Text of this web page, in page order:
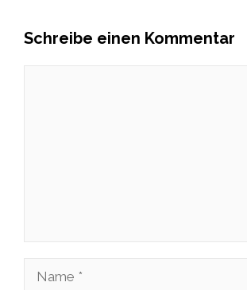
Schreibe einen Kommentar
Name